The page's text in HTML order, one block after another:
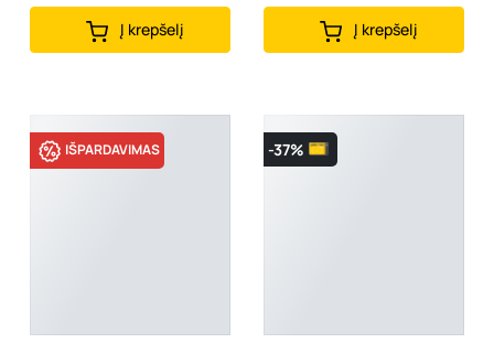
Į krepšelį Į krepšelį
IŠPARDAVIMAS -37%